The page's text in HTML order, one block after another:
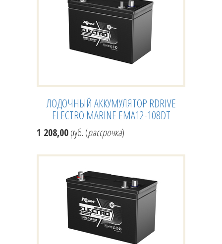
ЛОДОЧНЫЙ АККУМУЛЯТОР RDRIVE
ELECTRO MARINE EMA12-108DT
1 208,00руб. (рассрочка)